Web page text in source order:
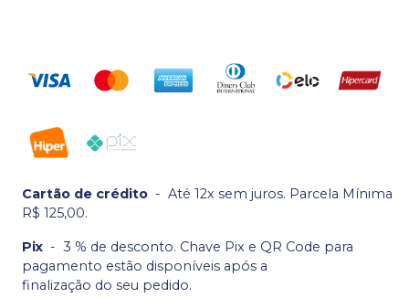
Cartão de crédito - Até 12x sem juros. Parcela Mínima
R$ 125,00.
Pix - 3 % de desconto. Chave Pix e QR Code para
pagamento estão disponíveis após a
finalização do seu pedido.